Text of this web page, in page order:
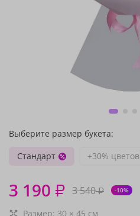
Выберите размер букета:
Стандарт
+30% цветов
3 190 ₽ 3 540₽ -10%
Размер: 30 × 45 см